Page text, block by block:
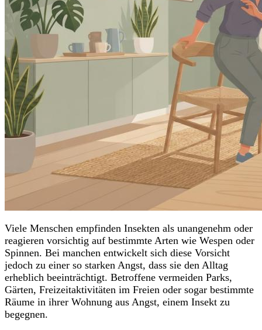
Viele Menschen empfinden Insekten als unangenehm oder
reagieren vorsichtig auf bestimmte Arten wie Wespen oder
Spinnen. Bei manchen entwickelt sich diese Vorsicht
jedoch zu einer so starken Angst, dass sie den Alltag
erheblich beeinträchtigt. Betroffene vermeiden Parks,
Gärten, Freizeitaktivitäten im Freien oder sogar bestimmte
Räume in ihrer Wohnung aus Angst, einem Insekt zu
begegnen.